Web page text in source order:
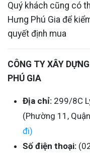
Quý khách cũng có
Hưng Phú Gia để
quyết định mua
CÔNG TY XÂY
PHÚ GIA
Địa chỉ: 299/8C
(Phường 11,
đi)
Số điện thoại: